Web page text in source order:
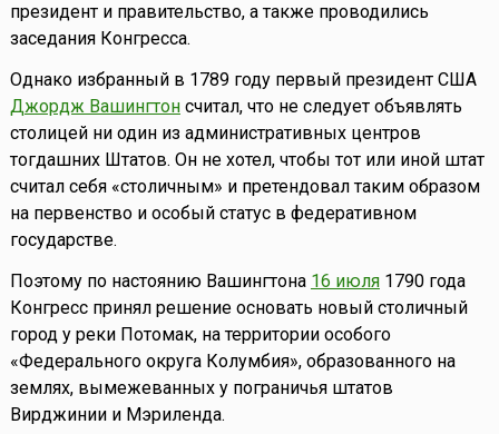
президент и правительство, а также проводились
заседания Конгресса.
Однако избранный в 1789 году первый президент США
Джордж Вашингтонсчитал, что не следует объявлять
столицей ни один из административных центров
тогдашних Штатов. Он не хотел, чтобы тот или иной штат
считал себя «столичным» и претендовал таким образом
на первенство и особый статус в федеративном
государстве.
Поэтому по настоянию Вашингтона 16 июля1790 года
Конгресс принял решение основать новый столичный
город у реки Потомак, на территории особого
«Федерального округа Колумбия», образованного на
землях, вымежеванных у пограничья штатов
Вирджинии и Мэриленда.